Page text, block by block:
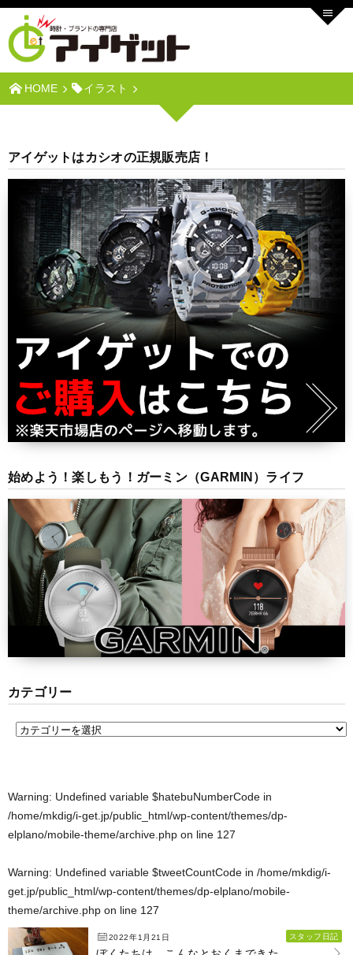
HOME イラスト
アイゲットはカシオの正規販売店！
始めよう！楽しもう！ガーミン（GARMIN）ライフ
カテゴリー
Warning: Undefined variable $hatebuNumberCode in
/home/mkdig/i-get.jp/public_html/wp-content/themes/dp-
elplano/mobile-theme/archive.php on line 127
Warning: Undefined variable $tweetCountCode in /home/mkdig/i-
get.jp/public_html/wp-content/themes/dp-elplano/mobile-
theme/archive.php on line 127
2022年1月21日 スタッフ日記